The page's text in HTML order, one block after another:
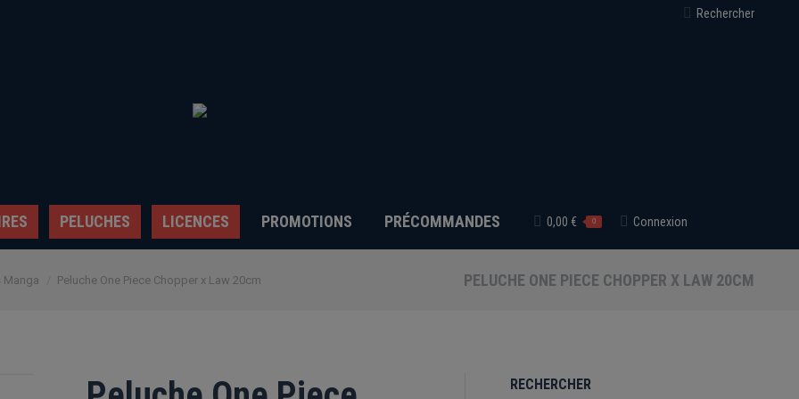
Recherche
Rechercher
PELUCHES LICENCES PROMOTIONS PRÉCOMMANDES 0,00 € 0 Connexion
Manga Peluche One Piece Chopper x Law 20cm PELUCHE ONE PIECE CHOPPER X LAW 20CM
RECHERCHER